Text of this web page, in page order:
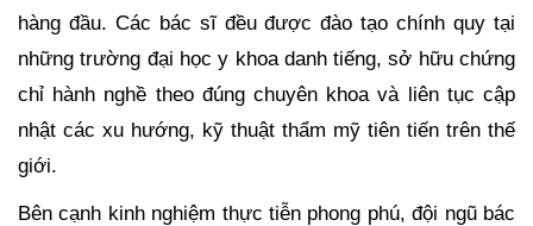
hàng đầu. Các bác sĩ đều được đào tạo chính quy tại
những trường đại học y khoa danh tiếng, sở hữu chứng
chỉ hành nghề theo đúng chuyên khoa và liên tục cập
nhật các xu hướng, kỹ thuật thẩm mỹ tiên tiến trên thế
giới.
Bên cạnh kinh nghiệm thực tiễn phong phú, đội ngũ bác